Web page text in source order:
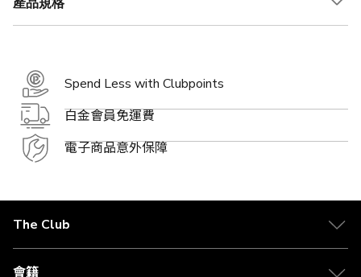
Spend Less with Clubpoints
白金會員免運費
電子商品意外保障
The Club
關於 The Club
合作夥伴
會籍